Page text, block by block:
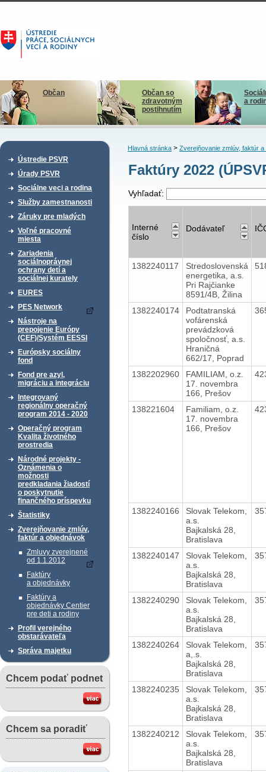
Občan
Občan so
zdravotným
postihnutím
a
Ústredie PSVR
Úrady PSVR
Sociálne veci a rodina
Služby zamestnanosti
Záruky pre mladých
Voľné pracovné
miesta
Zariadenia
sociálnoprávnej
ochrany detí a
sociálnej kurately
EURES
PES Network
Nástroje na
prepojenie Európy
(CEF)/Systém EESSI
Európsky sociálny
fond
Fond pre azyl,
migráciu a integráciu
Integrovaný
regionálny operačný
program 2014 - 2020
Operačný program
Kvalita životného
prostredia
Národné projekty -
Oznámenia o
možnosti
predkladania žiadostí
o poskytnutie
finančného príspevku
Štatistiky
Zverejňovanie zmlúv,
faktúr a objednávok
Zmluvy zverejnené
od 1.1.2012
Faktúry
a objednávky
Faktúry a
objednávky Centier
pre deti a rodiny
Profil verejného
obstarávateľa
Správa majetku
Chcem podať podnet
Chcem sa poradiť
Hlavná stránka> Zverejňovanie zmlúv, faktúr a
Faktúry 2022
Vyhľadať:
Interné
číslo
Dodávateľ
1382240117
Stredoslovenská
energetika, a.s.
Pri Rajčianke
8591/4B, Žilina
1382240174
Podtatranská
vofárenská
prevádzková
spoločnosť, a.s.
Hraničná
662/17, Poprad
1382202960
FAMILIAM, o.z.
17. novembra
166, Prešov
138221604
Familiam, o.z.
17. novembra
166, Prešov
1382240166
Slovak Telekom,
a.s.
Bajkalská 28,
Bratislava
1382240147
Slovak Telekom,
a.s.
Bajkalská 28,
Bratislava
1382240290
Slovak Telekom,
a.s.
Bajkalská 28,
Bratislava
1382240264
Slovak Telekom,
a,.s.
Bajkalská 28,
Bratislava
1382240235
Slovak Telekom,
a.s.
Bajkalská 28,
Bratislava
1382240212
Slovak Telekom,
a.s.
Bajkalská 28,
Bratislava